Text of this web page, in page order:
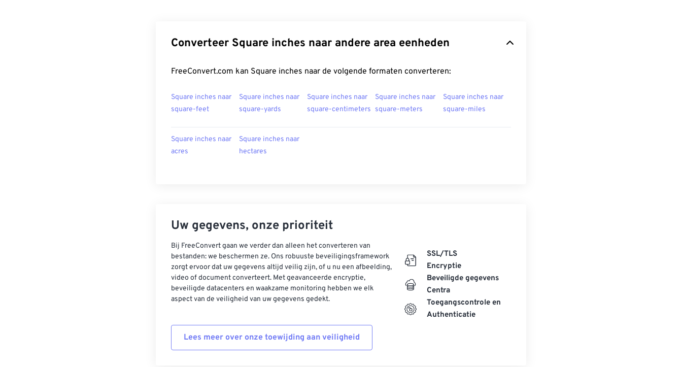
Converteer Square inches naar andere area eenheden
FreeConvert.com kan Square inches naar de volgende formaten converteren:
Square inches naar
square-feet
Square inches naar
square-yards
Square inches naar
square-centimeters
Square inches naar
square-meters
Square inches naar
square-miles
Square inches naar
acres
Square inches naar
hectares
Uw gegevens, onze prioriteit
Bij FreeConvert gaan we verder dan alleen het converteren van
bestanden: we beschermen ze. Ons robuuste beveiligingsframework
zorgt ervoor dat uw gegevens altijd veilig zijn, of u nu een afbeelding,
video of document converteert. Met geavanceerde encryptie,
beveiligde datacenters en waakzame monitoring hebben we elk
aspect van de veiligheid van uw gegevens gedekt.
Lees meer over onze toewijding aan veiligheid
SSL/TLS
Encryptie
Beveiligde gegevens
Centra
Toegangscontrole en
Authenticatie